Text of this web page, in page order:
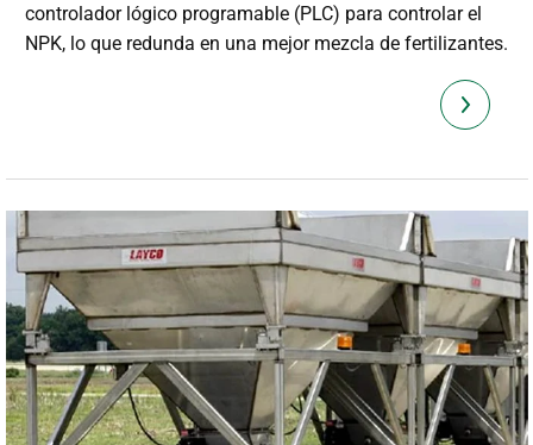
controlador lógico programable (PLC) para controlar el
NPK, lo que redunda en una mejor mezcla de fertilizantes.